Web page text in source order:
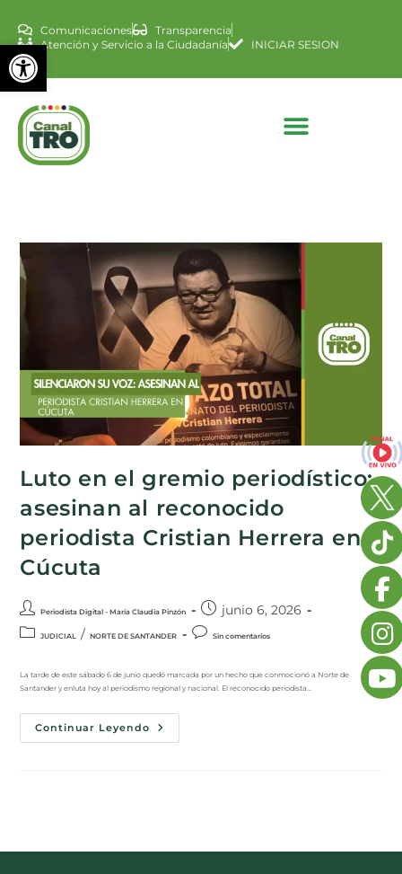
Abrir barra de
Comunicaciones
Transparencia
Atención y Servicio a la Ciudadanía
INICIAR SESION
Luto en el gremio periodístico:
asesinan al reconocido
periodista Cristian Herrera en
Cúcuta
Periodista Digital - María Claudia Pinzón junio 6, 2026
JUDICIAL / NORTE DE SANTANDER Sin comentarios
La tarde de este sábado 6 de junio quedó marcada por un hecho que conmocionó a Norte de
Santander y enluta hoy al periodismo regional y nacional. El reconocido periodista…
Continuar Leyendo